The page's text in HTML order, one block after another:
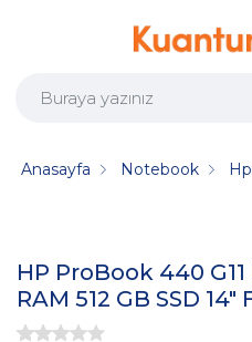
Anasayfa Notebook Hp
HP ProBook 440
RAM 512 GB SSD 14"